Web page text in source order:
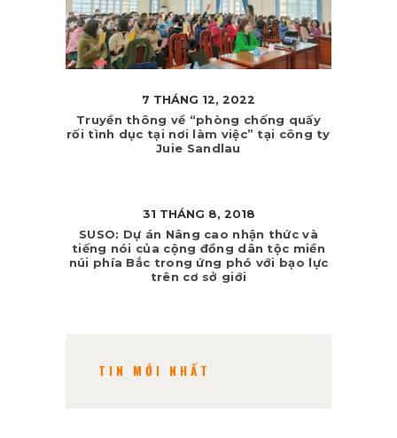
7 THÁNG 12, 2022
Truyền thông về “phòng chống quấy
rối tình dục tại nơi làm việc” tại công ty
Juie Sandlau
31 THÁNG 8, 2018
SUSO: Dự án Nâng cao nhận thức và
tiếng nói của cộng đồng dân tộc miền
núi phía Bắc trong ứng phó với bạo lực
trên cơ sở giới
TIN MỚI NHẤT